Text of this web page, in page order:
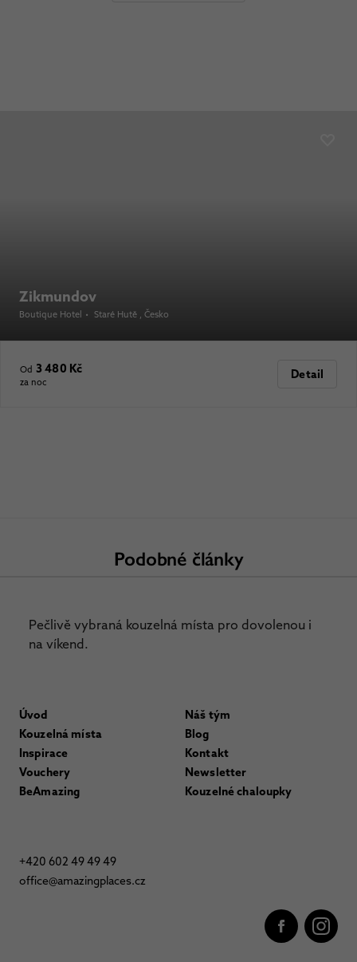
Zikmundov
Boutique Hotel • Staré Hutě , Česko
Od 3 480 Kč
za noc
Detail
Podobné články
Pečlivě vybraná kouzelná místa pro dovolenou i
na víkend.
Úvod
Kouzelná místa
Inspirace
Vouchery
BeAmazing
Náš tým
Blog
Kontakt
Newsletter
Kouzelné chaloupky
+420 602 49 49 49
office@amazingplaces.cz